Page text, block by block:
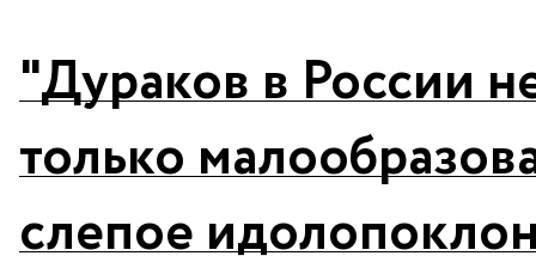
"Дураков в России
только
слепое